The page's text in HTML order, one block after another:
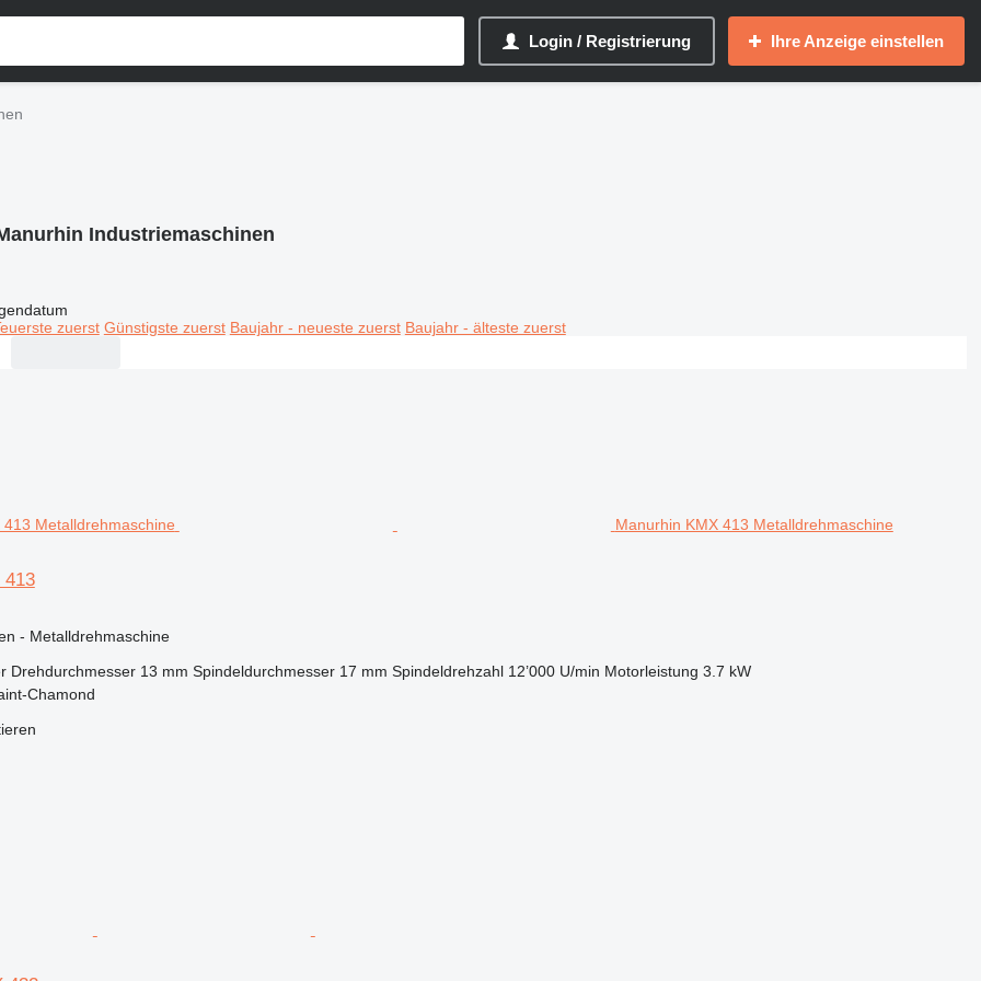
Login / Registrierung Ihre Anzeige einstellen
Industriemaschinen
zuerst Günstigste zuerst Baujahr - neueste zuerst Baujahr - älteste zuerst
Manurhin KMX 413 Metalldrehmaschine
413
- Metalldrehmaschine
Drehdurchmesser 13 mm Spindeldurchmesser 17 mm Spindeldrehzahl 12’000 U/min Motorleistung 3.7 kW
Chamond